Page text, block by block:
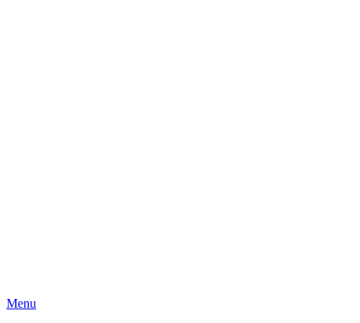
Menu